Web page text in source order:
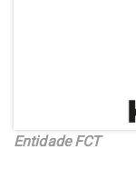
Entidade FCT